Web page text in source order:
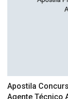
Apostila
Agente Técnico